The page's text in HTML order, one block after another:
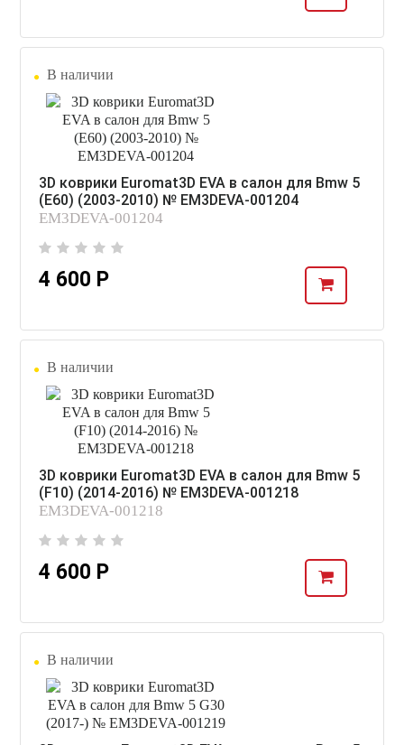
В наличии
3D коврики Euromat3D EVA в салон для Bmw 5
(E60) (2003-2010) № EM3DEVA-001204
EM3DEVA-001204
4 600 Р
В наличии
3D коврики Euromat3D EVA в салон для Bmw 5
(F10) (2014-2016) № EM3DEVA-001218
EM3DEVA-001218
4 600 Р
В наличии